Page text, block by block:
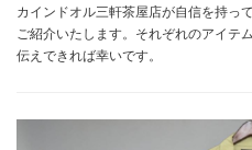
カインドオル三軒茶屋店が自信を持っ
ご紹介いたします。それぞれのアイテ
伝えできれば幸いです。